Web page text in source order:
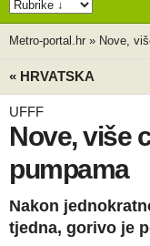
Metro-portal.hr » Nove,
« HRVATSKA
UFFF
Nove, više
pumpama
Nakon
tjedna, gorivo je